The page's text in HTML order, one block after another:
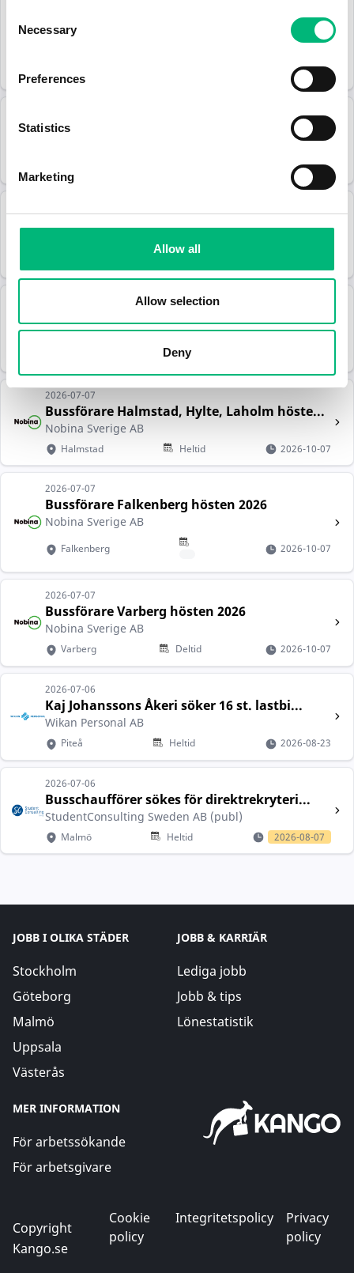
Selection
Necessary
Preferences
Statistics
Marketing
Allow all
Allow selection
Deny
Nobina Sverige AB
2026-08-30
Arvika dagbeordning 80%
2026-08-30
Keolis Sverige AB
Heltid
2026-07-07
Bussförare Halmstad, Hylte, Laholm höste...
Nobina Sverige AB
Halmstad Heltid 2026-10-07
2026-07-07
Bussförare Falkenberg hösten 2026
Nobina Sverige AB
Falkenberg 2026-10-07
2026-07-07
Bussförare Varberg hösten 2026
Nobina Sverige AB
Varberg Deltid 2026-10-07
2026-07-06
Kaj Johanssons Åkeri söker 16 st. lastbi...
Wikan Personal AB
Piteå Heltid 2026-08-23
2026-07-06
Busschaufförer sökes för direktrekryteri...
StudentConsulting Sweden AB (publ)
Malmö Heltid 2026-08-07
JOBB I OLIKA STÄDER
Stockholm
Göteborg
Malmö
Uppsala
Västerås
JOBB & KARRIÄR
Lediga jobb
Jobb & tips
Lönestatistik
MER INFORMATION
För arbetssökande
För arbetsgivare
Copyright
Kango.se
Cookie
policy
Integritetspolicy
Privacy
policy